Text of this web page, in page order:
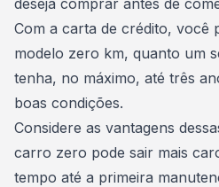
deseja comprar antes de
Com a carta de crédito, você
modelo zero km, quanto um
tenha, no máximo, até três
boas condições.
Considere as vantagens
carro zero pode sair mais
tempo até a primeira